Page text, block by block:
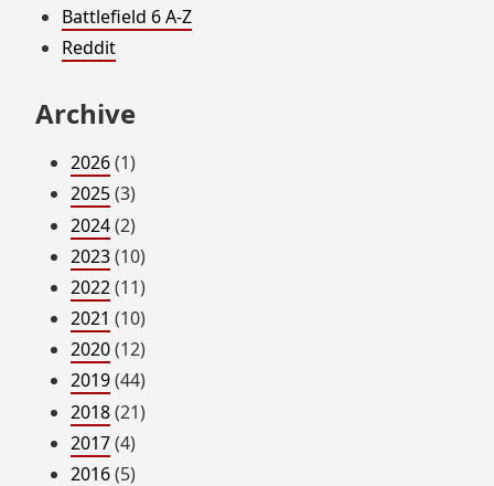
Battlefield 6 A-Z
Reddit
Archive
2026(1)
2025(3)
2024(2)
2023(10)
2022(11)
2021 (10)
2020(12)
2019(44)
2018(21)
2017(4)
2016(5)